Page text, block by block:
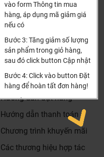
vào form Thông tin mua
hàng, áp dụng mã giảm giá
nếu có
Bước 3: Tăng giảm số lượng
sản phẩm trong giỏ hàng,
sau đó click button Cập nhật
Bước 4: Click vào button Đặt
hàng để hoàn tất đơn hàng!
Xin cảm ơn khách hàng!!!
Thông tin thêm
Hướng dẫn mua hàng
Hướng dẫn đặt hàng
Hướng dẫn thanh toán
Chương trình khuyến mãi
Các thương hiệu hợp tác